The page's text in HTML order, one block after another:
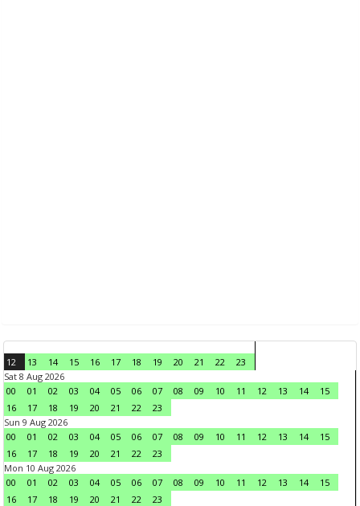
12 13 14 15 16 17 18 19 20 21 22
23
Sat 8 Aug 2026
00
01 02 03 04 05 06 07 08 09 10 11 12 13 14
15
16
17 18 19 20 21 22
23
Sun 9 Aug 2026
00
01 02 03 04 05 06 07 08 09 10 11 12 13 14
15
16
17 18 19 20 21 22
23
Mon 10 Aug 2026
00
01 02 03 04 05 06 07 08 09 10 11 12 13 14
15
16
17 18 19 20 21 22
23